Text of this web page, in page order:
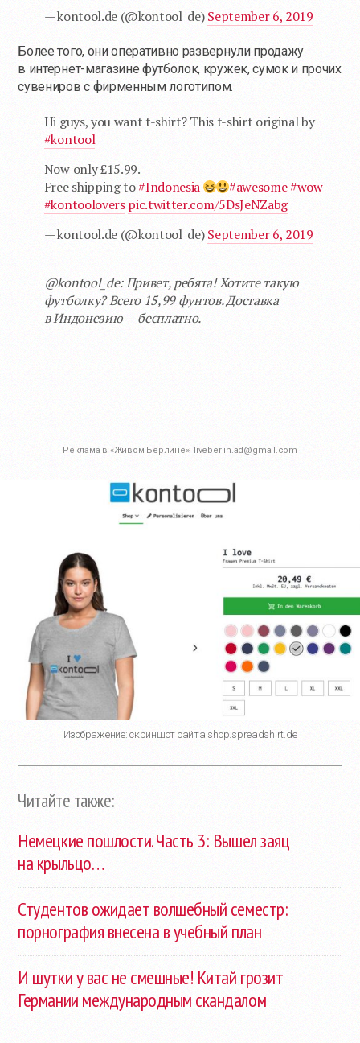
— kontool.de (@kontool_de)September 6, 2019
Более того, они оперативно развернули продажу
в интернет-магазине футболок, кружек, сумок и прочих
сувениров с фирменным логотипом.
Hi guys, you want t-shirt? This t-shirt original by
#kontool
Now only £15.99.
Free shipping to#Indonesia #awesome#wow
#kontooloverspic.twitter.com/5DsJeNZabg
— kontool.de (@kontool_de)September 6, 2019
@kontool_de: Привет, ребята! Хотите такую
футболку? Всего 15,99 фунтов. Доставка
в Индонезию — бесплатно.
Реклама в «Живом Берлине»: liveberlin.ad@gmail.com
Изображение: скриншот сайта shop.spreadshirt.de
Читайте также:
Немецкие пошлости. Часть 3: Вышел заяц
на крыльцо…
Студентов ожидает волшебный семестр:
порнография внесена в учебный план
И шутки у вас не смешные! Китай грозит
Германии международным скандалом